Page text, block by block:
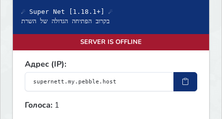
☄ Super Net [1.18.1+] ☄
בקרוב הפתיחה הגדולה של השרת
SERVER IS OFFLINE
Адрес (IP):
Голоса: 1